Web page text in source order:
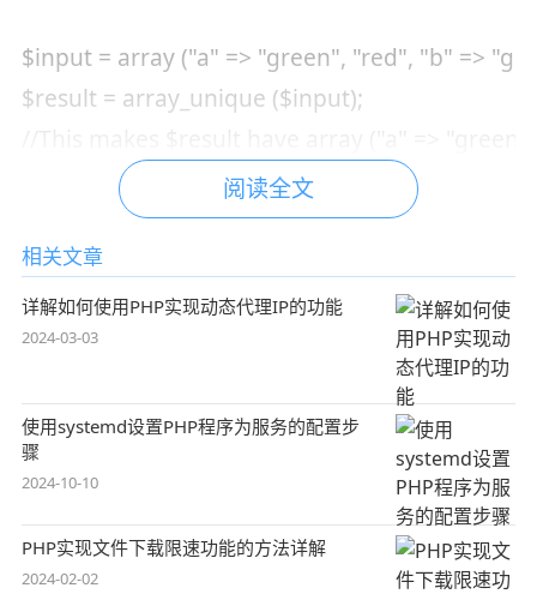
$input = array ("a" => "green", "red", "b" =>
$result = array_unique ($input);
阅读全文
相关文章
详解如何使用PHP实现动态代理IP的功能
2024-03-03
使用systemd设置PHP程序为服务的配置步
骤
2024-10-10
PHP实现文件下载限速功能的方法详解
2024-02-02